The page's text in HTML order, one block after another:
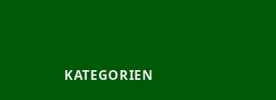
KATEGORIEN